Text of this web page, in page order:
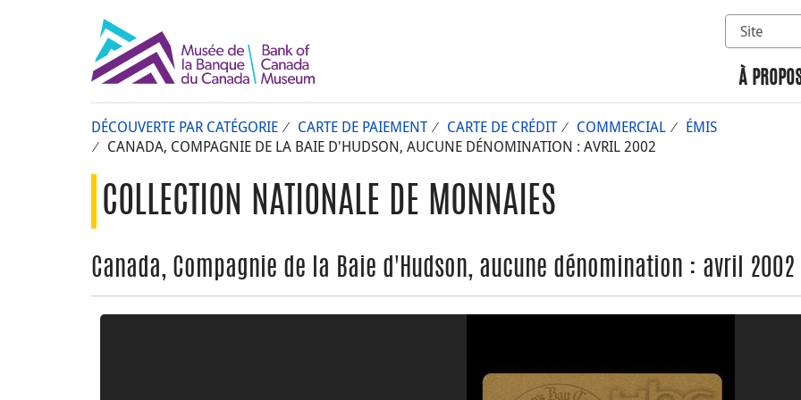
À
DÉCOUVERTE PAR CATÉGORIE CARTE DE PAIEMENT CARTE DE CRÉDIT COMMERCIAL
ÉMIS
CANADA, COMPAGNIE DE LA BAIE D'HUDSON, AUCUNE DÉNOMINATION : AVRIL 2002
COLLECTION NATIONALE DE MONNAIES
Canada, Compagnie de la Baie d'Hudson, aucune dénomination : avril 2002